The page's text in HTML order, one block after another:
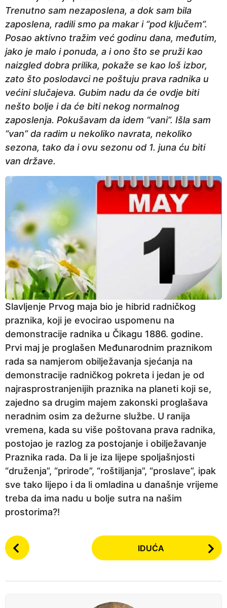
Trenutno sam nezaposlena, a dok sam bila
zaposlena, radili smo pa makar i “pod ključem”.
Posao aktivno tražim već godinu dana, međutim,
jako je malo i ponuda, a i ono što se pruži kao
naizgled dobra prilika, pokaže se kao loš izbor,
zato što poslodavci ne poštuju prava radnika u
većini slučajeva. Gubim nadu da će ovdje biti
nešto bolje i da će biti nekog normalnog
zaposlenja. Pokušavam da idem “vani”. Išla sam
“van” da radim u nekoliko navrata, nekoliko
sezona, tako da i ovu sezonu od 1. juna ću biti
van države.
Slavljenje Prvog maja bio je hibrid radničkog
praznika, koji je evocirao uspomenu na
demonstracije radnika u Čikagu 1886. godine.
Prvi maj je proglašen Međunarodnim praznikom
rada sa namjerom obilježavanja sjećanja na
demonstracije radničkog pokreta i jedan je od
najrasprostranjenijih praznika na planeti koji se,
zajedno sa drugim majem zakonski proglašava
neradnim osim za dežurne službe. U ranija
vremena, kada su više poštovana prava radnika,
postojao je razlog za postojanje i obilježavanje
Praznika rada. Da li je iza lijepe spoljašnjosti
“druženja”, “prirode”, “roštiljanja”, “proslave”, ipak
sve tako lijepo i da li omladina u današnje vrijeme
treba da ima nadu u bolje sutra na našim
prostorima?!
P
o
IDUĆA